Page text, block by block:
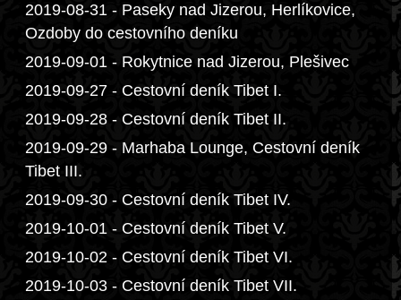
2019-08-31 - Paseky nad Jizerou, Herlíkovice,
Ozdoby do cestovního deníku
2019-09-01 - Rokytnice nad Jizerou, Plešivec
2019-09-27 - Cestovní deník Tibet I.
2019-09-28 - Cestovní deník Tibet II.
2019-09-29 - Marhaba Lounge, Cestovní deník
Tibet III.
2019-09-30 - Cestovní deník Tibet IV.
2019-10-01 - Cestovní deník Tibet V.
2019-10-02 - Cestovní deník Tibet VI.
2019-10-03 - Cestovní deník Tibet VII.